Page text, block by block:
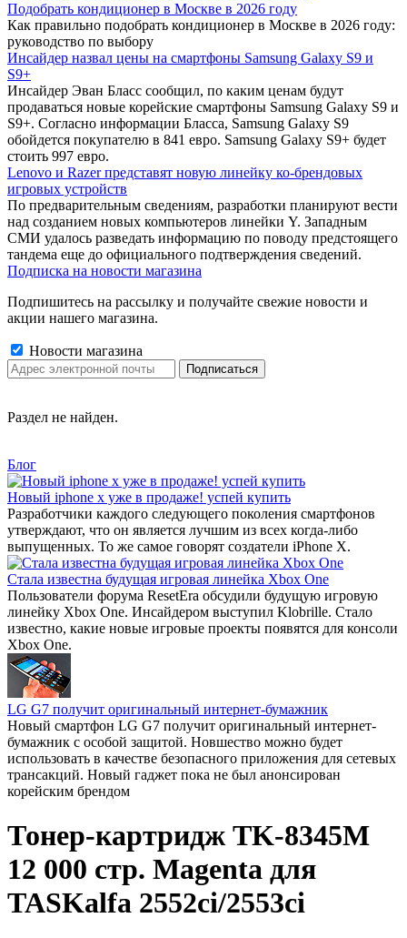
Подобрать кондиционер в Москве в 2026 году
Как правильно подобрать кондиционер в Москве в 2026 году:
руководство по выбору
Инсайдер назвал цены на смартфоны Samsung Galaxy S9 и
S9+
Инсайдер Эван Бласс сообщил, по каким ценам будут
продаваться новые корейские смартфоны Samsung Galaxy S9 и
S9+. Согласно информации Бласса, Samsung Galaxy S9
обойдется покупателю в 841 евро. Samsung Galaxy S9+ будет
стоить 997 евро.
Lenovo и Razer представят новую линейку ко-брендовых
игровых устройств
По предварительным сведениям, разработки планируют вести
над созданием новых компьютеров линейки Y. Западным
СМИ удалось разведать информацию по поводу предстоящего
тандема еще до официального подтверждения сведений.
Подписка на новости магазина
Подпишитесь на рассылку и получайте свежие новости и
акции нашего магазина.
Новости магазина
Раздел не найден.
Блог
Новый iphone x уже в продаже! успей купить
Разработчики каждого следующего поколения смартфонов
утверждают, что он является лучшим из всех когда-либо
выпущенных. То же самое говорят создатели iPhone X.
Стала известна будущая игровая линейка Xbox One
Пользователи форума ResetEra обсудили будущую игровую
линейку Xbox One. Инсайдером выступил Klobrille. Стало
известно, какие новые игровые проекты появятся для консоли
Xbox One.
LG G7 получит оригинальный интернет-бумажник
Новый смартфон LG G7 получит оригинальный интернет-
бумажник с особой защитой. Новшество можно будет
использовать в качестве безопасного приложения для сетевых
трансакций. Новый гаджет пока не был анонсирован
корейским брендом
Тонер-картридж TK-8345M
12 000 стр. Magenta для
TASKalfa 2552ci/2553ci